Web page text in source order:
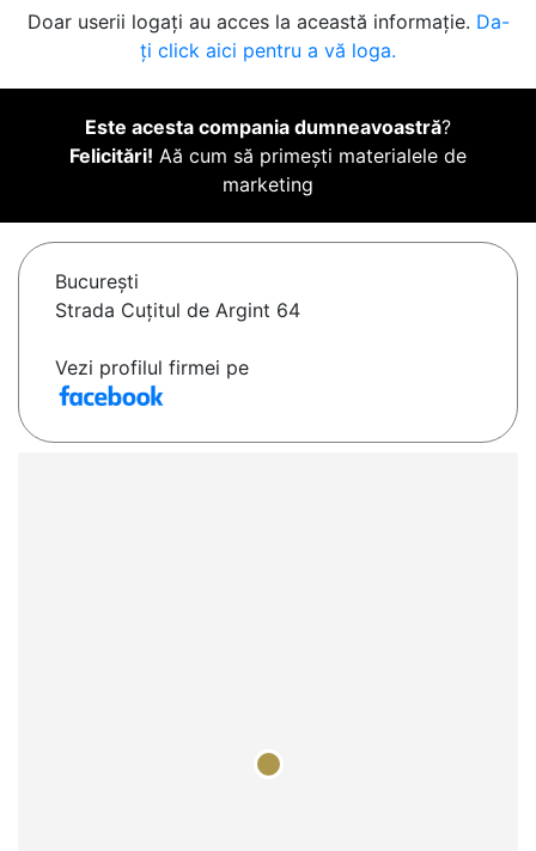
Doar userii logați au acces la această informație. Da-
ți click aici pentru a vă loga.
Este acesta compania dumneavoastră?
Felicitări! Aă cum să primești materialele de
marketing
Bucureşti
Strada Cuțitul de Argint 64
Vezi profilul firmei pe